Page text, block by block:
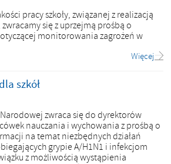
pracy szkoły, związanej z realizacją
się z uprzejmą prośbą o
monitorowania zagrożeń w
Więcej
szkół
zwraca się do dyrektorów
nauczania i wychowania z prośbą o
na temat niezbędnych działań
grypie A/H1N1 i infekcjom
z możliwością wystąpienia